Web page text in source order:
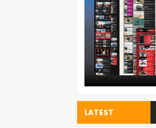
LATEST